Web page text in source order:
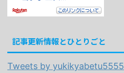
記事更新情報とひとりごと
Tweets by yukikyabetu5555